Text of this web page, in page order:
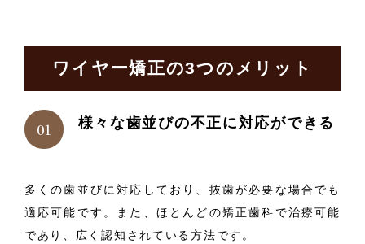
ワイヤー矯正の3つのメリット
様々な歯並びの不正に対応ができる
多くの歯並びに対応しており、抜歯が必要な場合でも
適応可能です。また、ほとんどの矯正歯科で治療可能
であり、広く認知されている方法です。